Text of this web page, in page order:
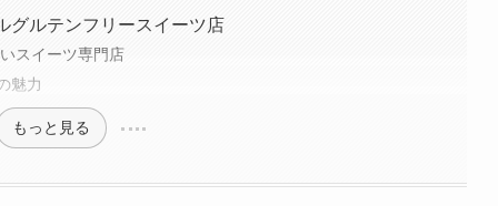
グルテンフリースイーツ店
スイーツ専門店
魅力
もっと見る